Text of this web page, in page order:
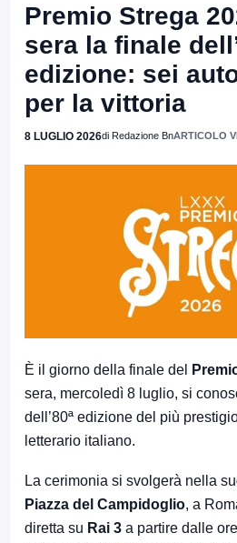
Premio Strega
sera la finale
edizione: sei
per la vittoria
8 LUGLIO 2026di Redazione BnARTICOLO
È il giorno della finale del
sera, mercoledì 8 luglio, si
dell’80ª edizione del più
letterario italiano.
La cerimonia si svolgerà nella
Piazza del Campidoglio, a
diretta su Rai 3 a partire dalle ore